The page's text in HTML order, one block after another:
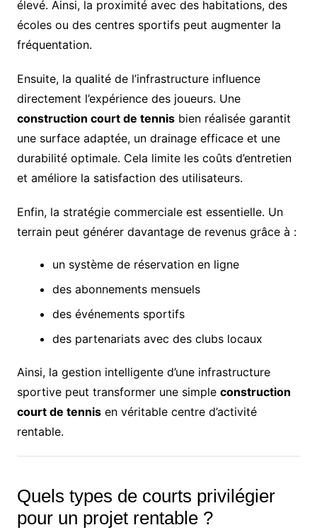
élevé. Ainsi, la proximité avec des habitations, des
écoles ou des centres sportifs peut augmenter la
fréquentation.
Ensuite, la qualité de l’infrastructure influence
directement l’expérience des joueurs. Une
construction court de tennisbien réalisée garantit
une surface adaptée, un drainage efficace et une
durabilité optimale. Cela limite les coûts d’entretien
et améliore la satisfaction des utilisateurs.
Enfin, la stratégie commerciale est essentielle. Un
terrain peut générer davantage de revenus grâce à :
un système de réservation en ligne
des abonnements mensuels
des événements sportifs
des partenariats avec des clubs locaux
Ainsi, la gestion intelligente d’une infrastructure
sportive peut transformer une simple construction
court de tennisen véritable centre d’activité
rentable.
Quels types de courts privilégier
pour un projet rentable ?